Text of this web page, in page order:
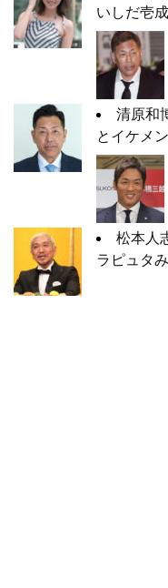
いしだ壱
清原和
とイケメ
松本人
ラピュタ